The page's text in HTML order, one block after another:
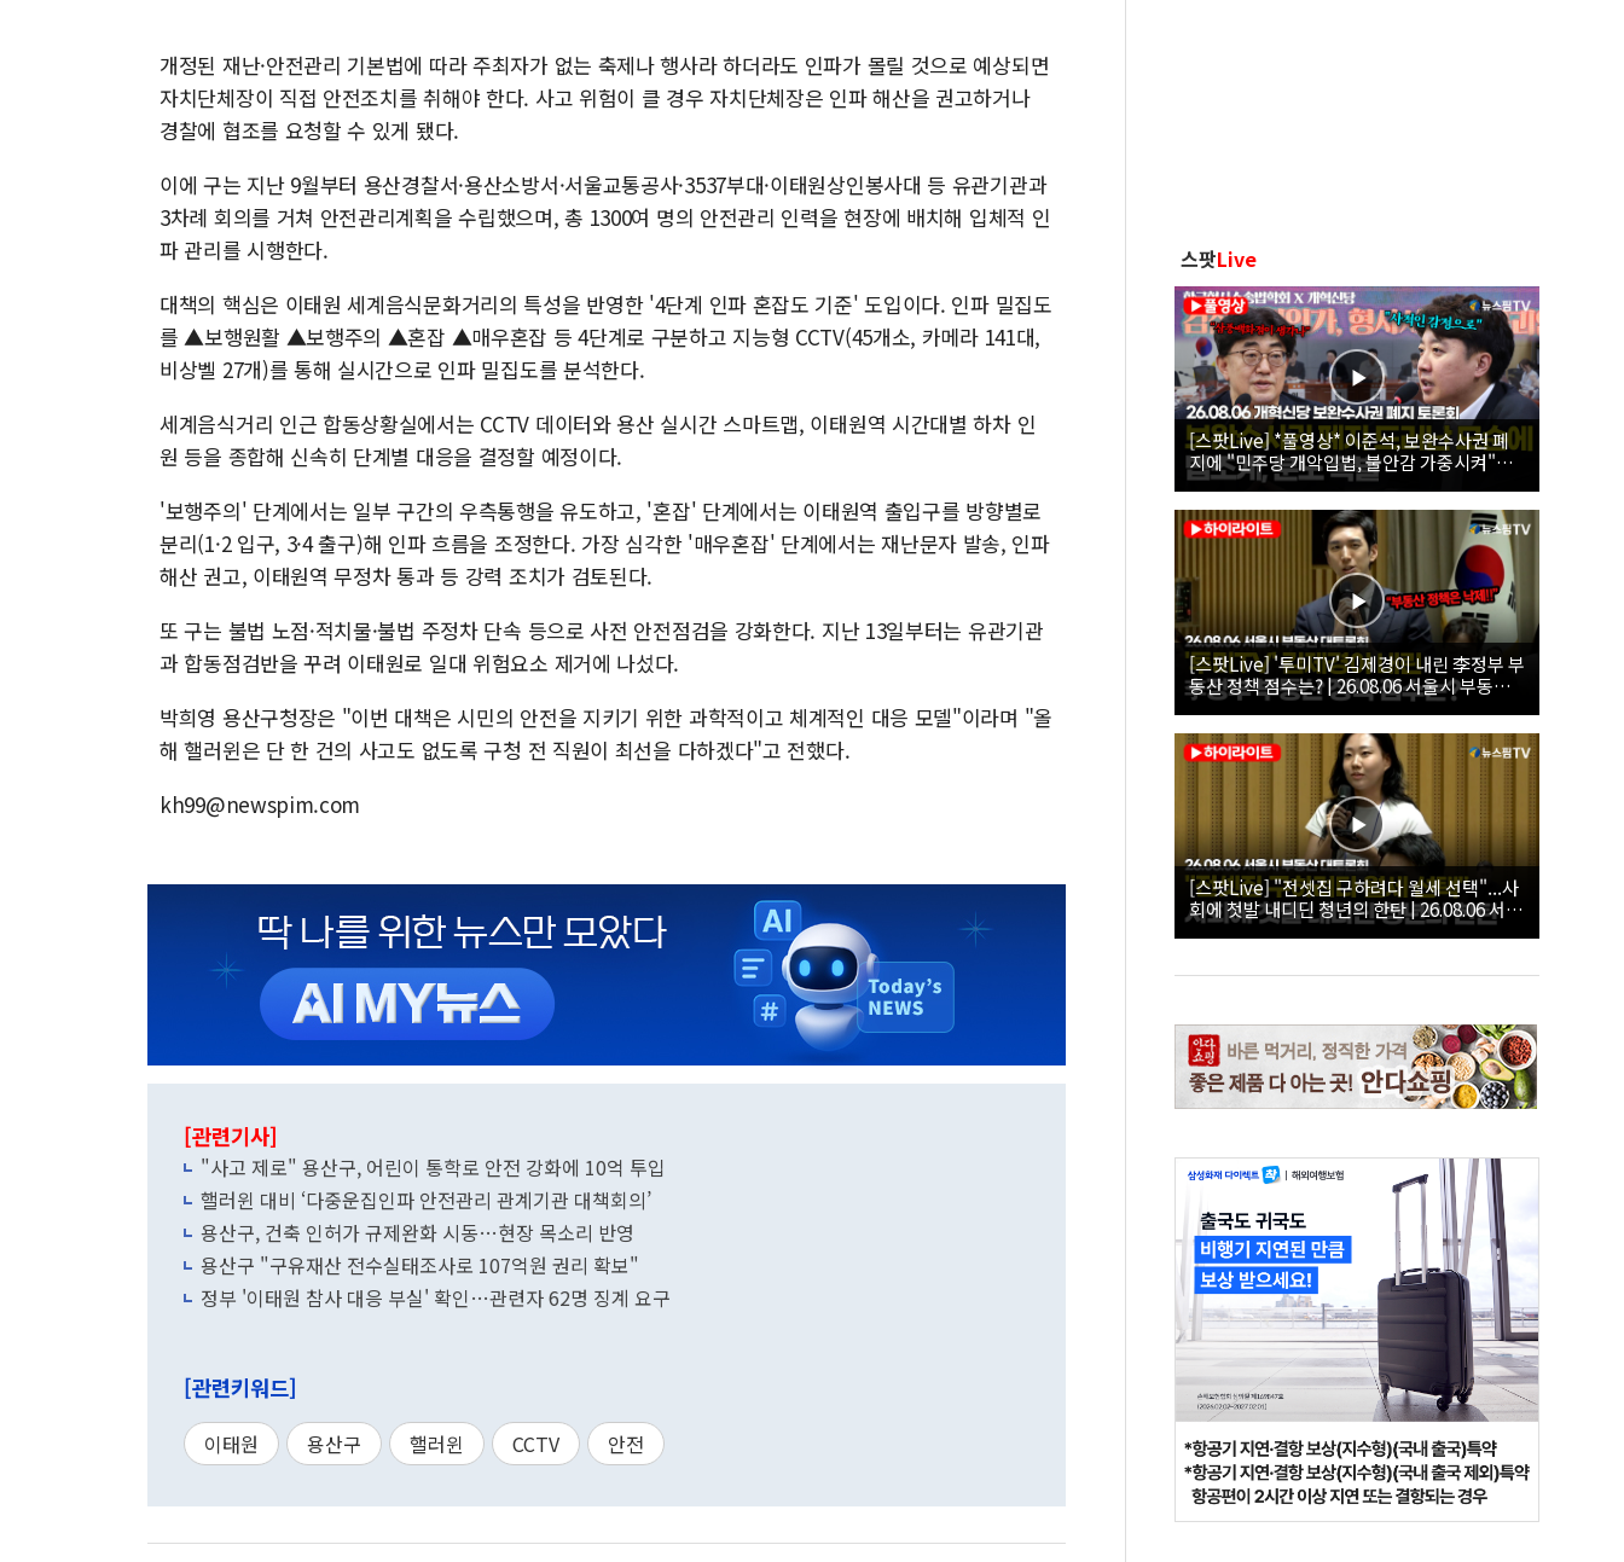
개정된 재난·안전관리 기본법에 따라 주최자가 없는 축제나 행사라 하더라도 인파가 몰릴 것으로 예상되면
자치단체장이 직접 안전조치를 취해야 한다. 사고 위험이 클 경우 자치단체장은 인파 해산을 권고하거나
경찰에 협조를 요청할 수 있게 됐다.
이에 구는 지난 9월부터 용산경찰서·용산소방서·서울교통공사·3537부대·이태원상인봉사대 등 유관기관과
3차례 회의를 거쳐 안전관리계획을 수립했으며, 총 1300여 명의 안전관리 인력을 현장에 배치해 입체적 인
파 관리를 시행한다.
대책의 핵심은 이태원 세계음식문화거리의 특성을 반영한 '4단계 인파 혼잡도 기준' 도입이다. 인파 밀집도
를 ▲보행원활 ▲보행주의 ▲혼잡 ▲매우혼잡 등 4단계로 구분하고 지능형 CCTV(45개소, 카메라 141대,
비상벨 27개)를 통해 실시간으로 인파 밀집도를 분석한다.
세계음식거리 인근 합동상황실에서는 CCTV 데이터와 용산 실시간 스마트맵, 이태원역 시간대별 하차 인
원 등을 종합해 신속히 단계별 대응을 결정할 예정이다.
'보행주의' 단계에서는 일부 구간의 우측통행을 유도하고, '혼잡' 단계에서는 이태원역 출입구를 방향별로
분리(1·2 입구, 3·4 출구)해 인파 흐름을 조정한다. 가장 심각한 '매우혼잡' 단계에서는 재난문자 발송, 인파
해산 권고, 이태원역 무정차 통과 등 강력 조치가 검토된다.
또 구는 불법 노점·적치물·불법 주정차 단속 등으로 사전 안전점검을 강화한다. 지난 13일부터는 유관기관
과 합동점검반을 꾸려 이태원로 일대 위험요소 제거에 나섰다.
박희영 용산구청장은 "이번 대책은 시민의 안전을 지키기 위한 과학적이고 체계적인 대응 모델"이라며 "올
해 핼러윈은 단 한 건의 사고도 없도록 구청 전 직원이 최선을 다하겠다"고 전했다.
kh99@newspim.com
[관련기사]
"사고 제로" 용산구, 어린이 통학로 안전 강화에 10억 투입
핼러윈 대비 ‘다중운집인파 안전관리 관계기관 대책회의’
용산구, 건축 인허가 규제완화 시동…현장 목소리 반영
용산구 "구유재산 전수실태조사로 107억원 권리 확보"
정부 '이태원 참사 대응 부실' 확인…관련자 62명 징계 요구
[관련키워드]
이태원 용산구 핼러윈 CCTV 안전
스팟Live
[스팟Live] *풀영상* 이준석, 보완수사권 폐
지에 "민주당 개악입법, 불안감 가중시켜"｜
26.08.06 개혁신당 보완수사권 폐지 토론회
[스팟Live] '투미TV' 김제경이 내린 李정부 부
동산 정책 점수는? | 26.08.06 서울시 부동산
대토론회
[스팟Live] "전셋집 구하려다 월세 선택"...사
회에 첫발 내디딘 청년의 한탄 | 26.08.06 서울
시 부동산 대토론회